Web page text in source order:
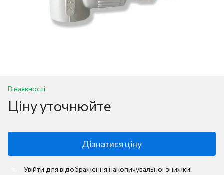
В наявності
Ціну уточнюйте
Дізнатися ціну
Увійти для відображення накопичувальної знижки